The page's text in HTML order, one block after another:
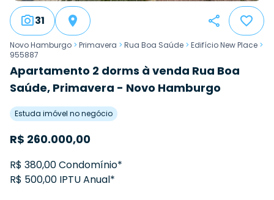
31
Novo Hamburgo > Primavera > Rua Boa Saúde > Edifício New Place >
955887
Apartamento 2 dorms à venda Rua Boa
Saúde, Primavera - Novo Hamburgo
Estuda imóvel no negócio
R$ 260.000,00
R$ 380,00 Condomínio*
R$ 500,00 IPTU Anual*